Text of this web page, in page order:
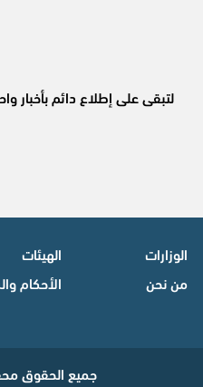
لتبقى على إطلاع دائم بأخبار
الوزارات
الهيئات
من نحن
الأحكام
جميع الحقوق محفوظة 1444هـ | 2022 م موقع طارف -